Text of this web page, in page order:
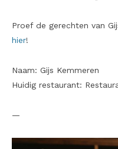
Proef de gerechten van
hier!
Naam: Gijs Kemmeren
Huidig restaurant:
—